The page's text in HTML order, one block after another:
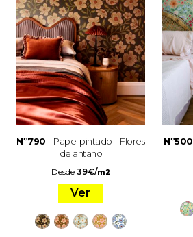
Nº790– Papel pintado – Flores
de antaño
Desde 39€/m2
Ver
Nº500